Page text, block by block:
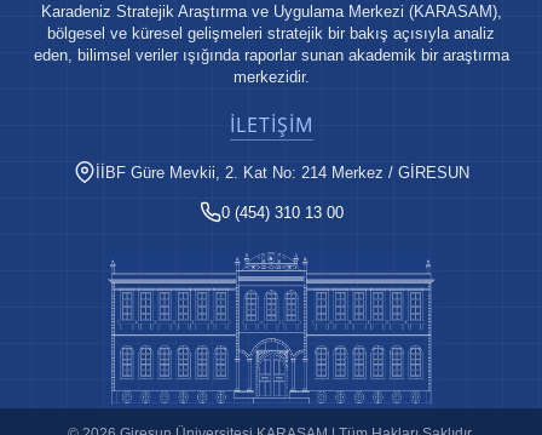
Karadeniz Stratejik Araştırma ve Uygulama Merkezi (KARASAM),
bölgesel ve küresel gelişmeleri stratejik bir bakış açısıyla analiz
eden, bilimsel veriler ışığında raporlar sunan akademik bir araştırma
merkezidir.
İLETIŞIM
İİBF Güre Mevkii, 2. Kat No: 214 Merkez / GİRESUN
0 (454) 310 13 00